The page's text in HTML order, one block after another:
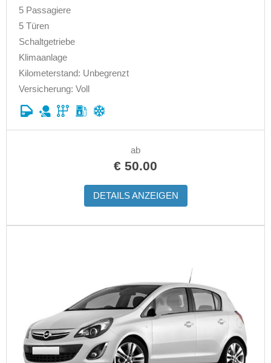
5 Passagiere
5 Türen
Schaltgetriebe
Klimaanlage
Kilometerstand: Unbegrenzt
Versicherung: Voll
ab
€ 50.00
DETAILS ANZEIGEN